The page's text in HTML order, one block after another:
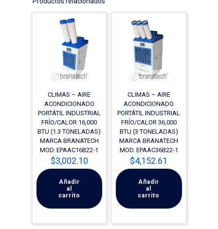
CLIMAS – AIRE
ACONDICIONADO
PORTÁTIL INDUSTRIAL
FRÍO/CALOR 16,000
BTU (1.3 TONELADAS)
MARCA BRANATECH
MOD. EPAAC16B22-1
$3,002.10
Añadir
al
carrito
CLIMAS – AIRE
ACONDICIONADO
PORTÁTIL INDUSTRIAL
FRÍO/CALOR 36,000
BTU (3 TONELADAS)
MARCA BRANATECH
MOD. EPAAC36B22-1
$4,152.61
Añadir
al
carrito